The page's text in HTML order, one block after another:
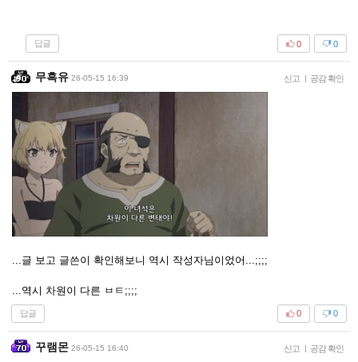
답글 0
0
무흑유 26-05-15 16:39 신고 | 공감 확인
...글 보고 글쓴이 확인해보니 역시 작성자님이었어...;;;;
...역시 차원이 다른 ㅂㅌ;;;;
답글 0
0
꾸램몬 26-05-15 16:40 신고 | 공감 확인